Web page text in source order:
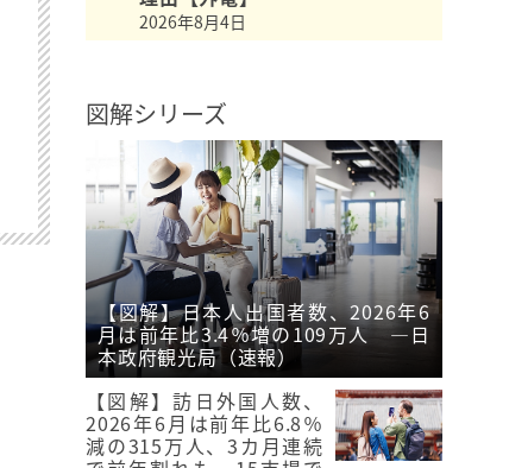
2026年8月4日
図解シリーズ
【図解】日本人出国者数、2026年6
月は前年比3.4％増の109万人 ―日
本政府観光局（速報）
【図解】訪日外国人数、
2026年6月は前年比6.8％
減の315万人、3カ月連続